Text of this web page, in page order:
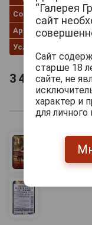
Сорт винограда
Артикул
Условия продаж
3 430руб.
“Галерея
сайт
Сайт
старше 18
сайте, не
характер и
для личного